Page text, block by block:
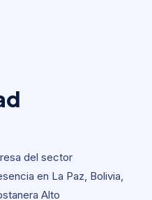
del sector
en La Paz, Bolivia,
Alto